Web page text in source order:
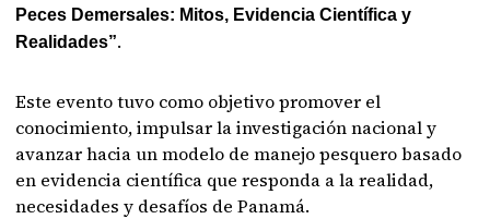
Peces Demersales: Mitos, Evidencia Científica y
Realidades”.
Este evento tuvo como objetivo promover el
conocimiento, impulsar la investigación nacional y
avanzar hacia un modelo de manejo pesquero basado
en evidencia científica que responda a la realidad,
necesidades y desafíos de Panamá.